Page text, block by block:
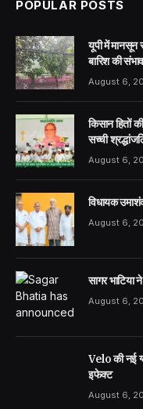
POPULAR POSTS
यूपी में मानसून
बारिश की
August 6,
किसान हितों
सच्ची
August 6,
विधायक
August 6,
सागर भाटिया
August 6,
Velo की नई
इफेक्ट
August 6,